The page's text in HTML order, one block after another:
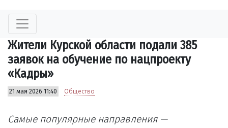
Жители Курской области подали 385
заявок на обучение по нацпроекту
«Кадры»
21 мая 2026 11:40 Общество
Самые популярные направления —